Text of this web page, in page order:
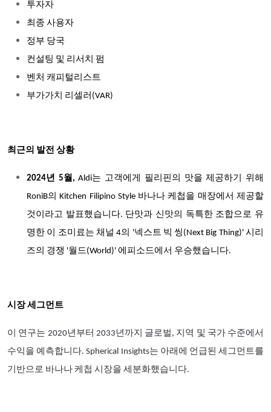
투자자
최종 사용자
정부 당국
컨설팅 및 리서치 펌
벤처 캐피털리스트
부가가치 리셀러(VAR)
최근의 발전 상황
2024년 5월,Aldi는 고객에게 필리핀의 맛을 제공하기 위해
RoniB의 Kitchen Filipino Style 바나나 케첩을 매장에서 제공할
것이라고 발표했습니다. 단맛과 신맛의 독특한 조합으로 유
명한 이 조미료는 채널 4의 '넥스트 빅 씽(Next Big Thing)' 시리
즈의 경쟁 '월드(World)' 에피소드에서 우승했습니다.
시장 세그먼트
이 연구는 2020년부터 2033년까지 글로벌, 지역 및 국가 수준에서
수익을 예측합니다. Spherical Insights는 아래에 언급된 세그먼트를
기반으로 바나나 케첩 시장을 세분화했습니다.